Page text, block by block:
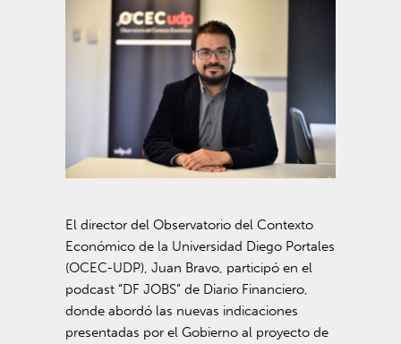
El director del Observatorio del Contexto
Económico de la Universidad Diego Portales
(OCEC-UDP),Juan Bravo, participó en el
podcast “DF JOBS” de Diario Financiero,
donde abordó las nuevas indicaciones
presentadas por el Gobierno al proyecto de